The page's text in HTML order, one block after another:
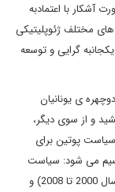
2012 به بعد، به صورت آشکار با اعتمادبه
مختلف ژئوپلیتیکی
گرایی و توسعه
ی یونانیان
و از سوی دیگر،
پوتین برای
می شود: سیاست
همکاری با غرب در دو دوره ی اول ریاست جمهوری (از سال 2000 تا 2008) و